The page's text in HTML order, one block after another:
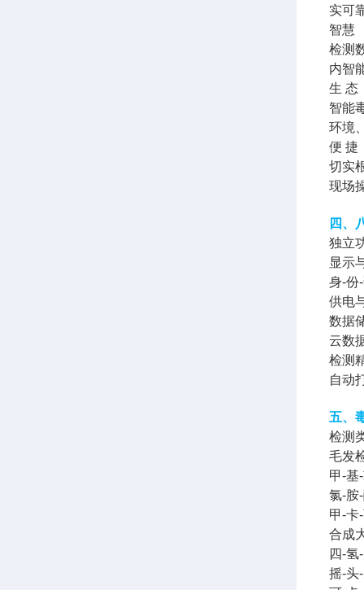
实可
智慧
检测
内智
生 态
智能
环境
便 捷
切实
现场
四、
独立
显示
身-
供电
数据
云
检
自动
五、
检测
毛发
甲-基
氯-胺
甲-卡
合成
四-氢
摇-头